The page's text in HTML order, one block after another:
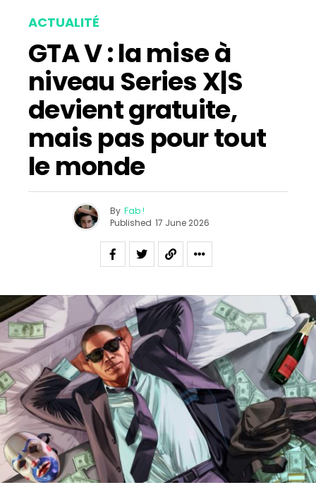
ACTUALITÉ
GTA V : la mise à
niveau Series X|S
devient gratuite,
mais pas pour tout
le monde
By Fab !
Published 17 June 2026